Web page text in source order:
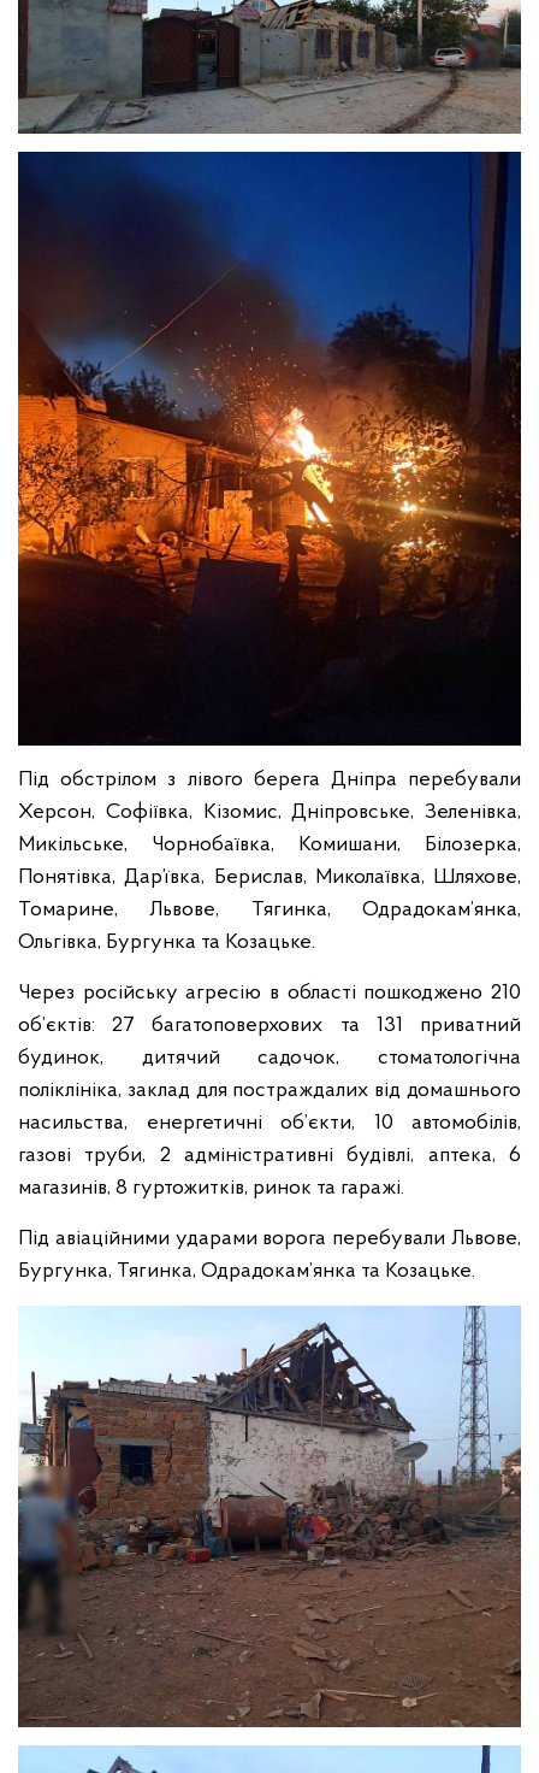
Під обстрілом з лівого берега Дніпра перебували
Херсон, Софіївка, Кізомис, Дніпровське, Зеленівка,
Микільське, Чорнобаївка, Комишани, Білозерка,
Понятівка, Дар’ївка, Берислав, Миколаївка, Шляхове,
Томарине, Львове, Тягинка, Одрадокам’янка,
Ольгівка, Бургунка та Козацьке.
Через російську агресію в області пошкоджено 210
об’єктів: 27 багатоповерхових та 131 приватний
будинок, дитячий садочок, стоматологічна
поліклініка, заклад для постраждалих від домашнього
насильства, енергетичні об’єкти, 10 автомобілів,
газові труби, 2 адміністративні будівлі, аптека, 6
магазинів, 8 гуртожитків, ринок та гаражі.
Під авіаційними ударами ворога перебували Львове,
Бургунка, Тягинка, Одрадокам’янка та Козацьке.